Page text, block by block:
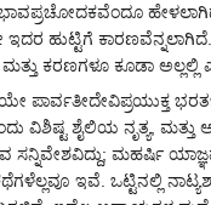
ಹುಟ್ಟಿಗೆ ಕಾರಣವೆನ್ನಲಾಗಿದೆ.
ಕರಣಗಳೂ ಕೂಡಾ ಅಲ್ಲಲ್ಲಿ
ಶೈಲಿಯ ನೃತ್ಯ, ಮತ್ತು
ಮಹರ್ಷಿ
ಇವೆ. ಒಟ್ಟಿನಲ್ಲಿ